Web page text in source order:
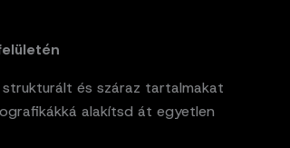
és száraz tartalmakat
alakítsd át egyetlen